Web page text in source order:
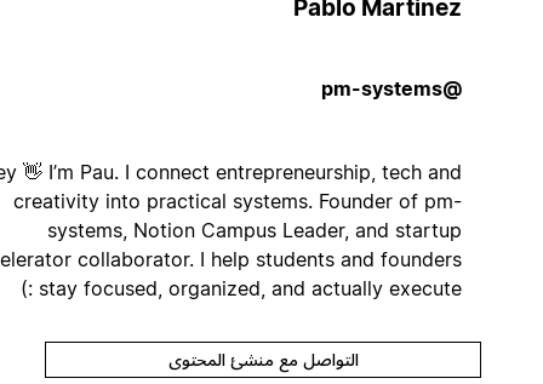
Pablo Martinez
Hey 👋 I’m Pau. I connect entrepreneurship, tech and
creativity into practical systems. Founder of pm-
systems, Notion Campus Leader, and startup
accelerator collaborator. I help students and founders
stay focused, organized, and actually execute :)
التواصل مع منشئ المحتوى